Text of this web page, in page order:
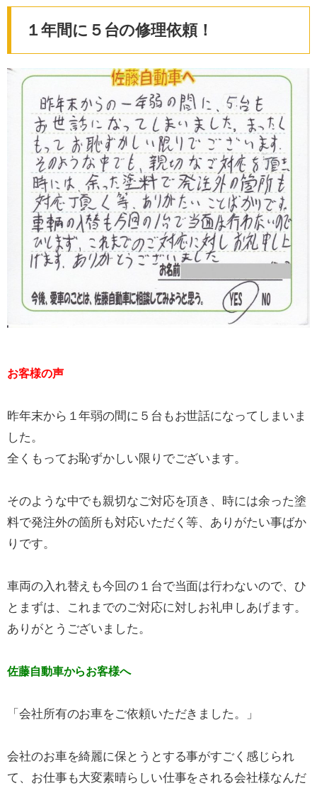
１年間に５台の修理依頼！
お客様の声
昨年末から１年弱の間に５台もお世話になってしまいま
した。
全くもってお恥ずかしい限りでございます。
そのような中でも親切なご対応を頂き、時には余った塗
料で発注外の箇所も対応いただく等、ありがたい事ばか
りです。
車両の入れ替えも今回の１台で当面は行わないので、ひ
とまずは、これまでのご対応に対しお礼申しあげます。
ありがとうございました。
佐藤自動車からお客様へ
「会社所有のお車をご依頼いただきました。」
会社のお車を綺麗に保とうとする事がすごく感じられ
て、お仕事も大変素晴らしい仕事をされる会社様なんだ